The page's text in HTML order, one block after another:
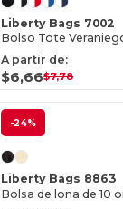
Liberty Bags 7002
Bolso Tote
A partir de:
$6,66$7,78
-24%
Liberty Bags 8863
Bolsa de lona de 10